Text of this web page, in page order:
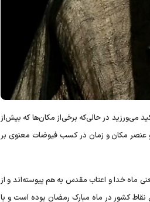
می‌ورزید در حالی‌که برخی‌از مکان‌ها که بیش‌از
دو عنصر مکان و زمان در کسب فیوضات معنوی بر
ماه خدا و اعتاب مقدس به هم پیوسته‌اند و از
نقاط کشور در ماه مبارک رمضان بوده است و با